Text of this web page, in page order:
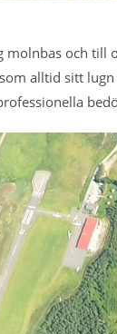
molnbas och
alltid sitt